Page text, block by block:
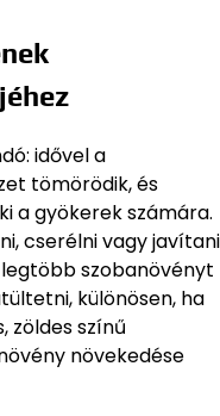
idővel a
tömörödik, és
a gyökerek számára.
cserélni vagy javítani
szobanövényt
különösen, ha
zöldes színű
növekedése